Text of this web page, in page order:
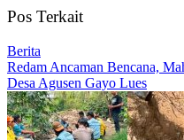
Pos Terkait
Berita
Redam Ancaman Bencana,
Desa Agusen Gayo Lues